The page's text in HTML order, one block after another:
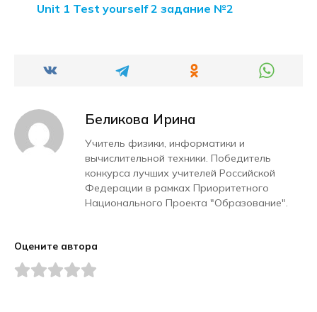
Unit 1 Test yourself 2 задание №2
Беликова Ирина
Учитель физики, информатики и
вычислительной техники. Победитель
конкурса лучших учителей Российской
Федерации в рамках Приоритетного
Национального Проекта "Образование".
Оцените автора